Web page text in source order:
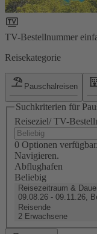
TV-Bestellnummer
Reisekategorie
Pauschalreisen
Suchkriterien für
Reiseziel/ TV-
0 Optionen
Navigieren.
Abflughafen
Beliebig
Reisezeitraum &
09.08.26 - 09.11.26,
Reisende
2 Erwachsene